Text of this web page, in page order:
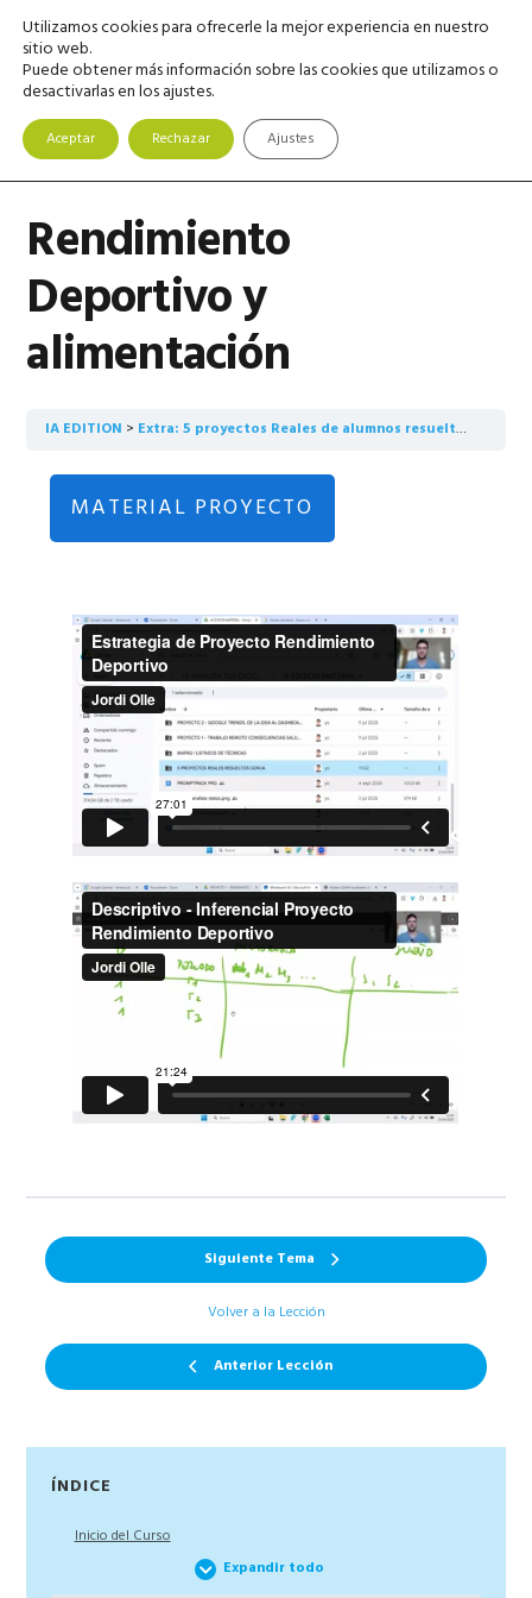
Saltar
navegación
principal
Saltar
contenido
principal
Saltar
barra
lateral
principal
MENU
Rendimiento
Deportivo y
alimentación
IA EDITION Extra: 5 proyectos Reales de alumnos resueltos con IA
MATERIAL PROYECTO
Anterior Lección
Volver a la Lección
Siguiente Tema
Barra
lateral
ÍNDICE
Inicio del Curso
Expandir todo
Utilizamos cookies para ofrecerle la mejor experiencia en nuestro
sitio web.
Puede obtener más información sobre las cookies que utilizamos o
desactivarlas en los ajustes.
Aceptar Rechazar Ajustes